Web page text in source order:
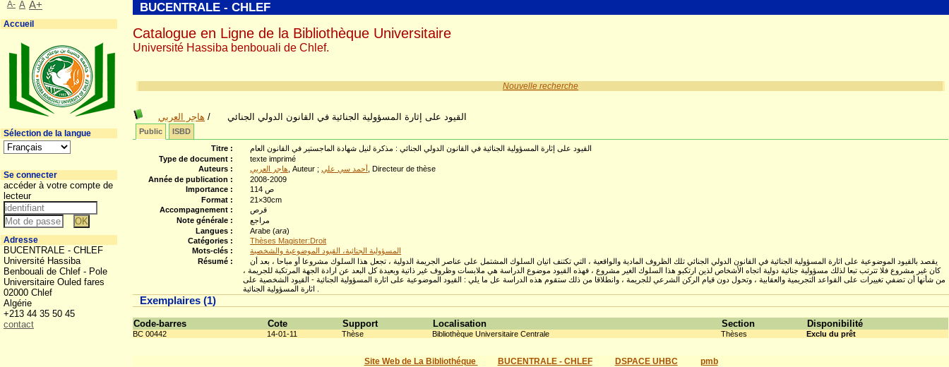
Nouvelle recherche
القيود على إثارة المسؤولية الجنائية في القانون الدولي الجنائي / هاجر العربي
Public
ISBD
Titre :
القيود على إثارة المسؤولية الجنائية في القانون الدولي الجنائي : مذكرة لنيل شهادة الماجستير في القانون العام
Type de document :
texte imprimé
Auteurs :
هاجر العربي , Auteur ;أحمد سي علي , Directeur de thèse
Année de publication :
2008-2009
Importance :
114 ص
Format :
21×30cm
Accompagnement :
قرص
Note générale :
مراجع
Langues :
Arabe (ara)
Catégories :
Thèses Magister:Droit
Mots-clés :
المسؤولية الجنائية، القيود الموضوعية والشخصية
Résumé :
يقصد بالقيود الموضوعية على اثارة المسؤولية الجنائية في القانون الدولي الجنائي تلك الظروف المادية والواقعية ، التي تكتنف اتيان السلوك المشتمل على عناصر الجريمة الدولية ، تجعل هذا السلوك مشروعا أو مباحا ، بعد أن
كان غير مشروع فلا تترتب تبعا لذلك مسؤولية جنائية دولية اتجاه الأشخاص لذين ارتكبو هذا السلوك الغير مشروع ، فهذه القيود موضوع الدراسة هي ملابسات وظروف غير ذاتية وبعيدة كل البعد عن ارادة الجهة المرتكبة للجريمة ،
من شأنها أن تضفي تغييرات على القواعد التجريمية والعقابية ، وتحول دون قيام الركن الشرعي للجريمة ، وانطلاقا من ذلك ستقوم هذه الدراسة عل ما يلي : القيود الموضوعية على اثارة المسؤولية الجنائية - القيود الشخصية على
Exemplaires (1)
Code-barres Cote Support Localisation Section Disponibilité
BC 00442 14-01-11 Thèse Bibliothèque Universitaire Centrale Thèses Exclu du prêt
Site Web de La Bibliothéque BUCENTRALE - CHLEF DSPACE UHBC pmb
BUCENTRALE - CHLEF
Catalogue en Ligne de la Bibliothèque Universitaire
Université Hassiba benbouali de Chlef.
A- A A+
Accueil
Sélection de la langue
Se connecter
accéder à votre compte de
lecteur
Adresse
BUCENTRALE - CHLEF
Université Hassiba
Benbouali de Chlef - Pole
Universitaire Ouled fares
02000 Chlef
Algérie
+213 44 35 50 45
contact